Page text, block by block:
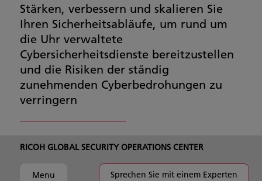
Stärken, verbessern und skalieren Sie
Ihren Sicherheitsabläufe, um rund um
die Uhr verwaltete
Cybersicherheitsdienste bereitzustellen
und die Risiken der ständig
zunehmenden Cyberbedrohungen zu
verringern
RICOH GLOBAL SECURITY OPERATIONS CENTER
Menu Sprechen Sie mit einem Experten